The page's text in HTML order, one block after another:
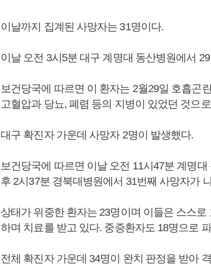
이날까지 집계된 사망자는 31명이다.
이날 오전 3시5분 대구 계명대 동산병원에서
보건당국에 따르면 이 환자는 2월29일 호흡곤
고혈압과 당뇨, 폐렴 등의 지병이 있었던 것으
대구 확진자 가운데 사망자 2명이 발생했다.
보건당국에 따르면 이날 오전 11시47분 계명
후 2시37분 경북대병원에서 31번째 사망자가
상태가 위중한 환자는 23명이며 이들은 스스
하며 치료를 받고 있다. 중증환자도 18명으로
전체 확진자 가운데 34명이 완치 판정을 받아